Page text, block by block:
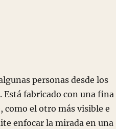
personas desde los
Está fabricado con una fina
como el otro más visible e
enfocar la mirada en una